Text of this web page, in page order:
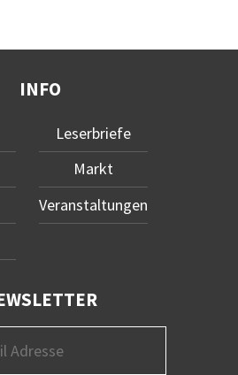
INFO
Leserbriefe
Markt
Veranstaltungen